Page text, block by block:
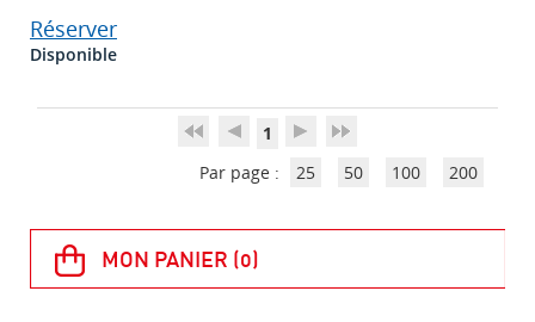
Réserver
Disponible
1
Par page :
25 50 100 200